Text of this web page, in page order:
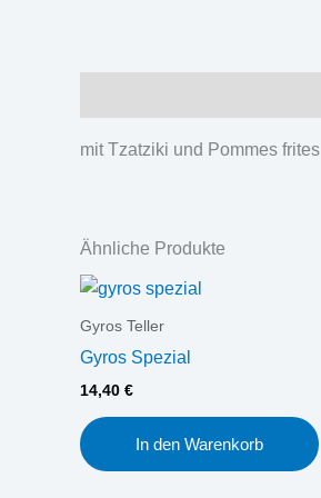
mit Tzatziki und Pommes frites
Ähnliche Produkte
Gyros Teller
Gyros Spezial
14,40 €
In den Warenkorb